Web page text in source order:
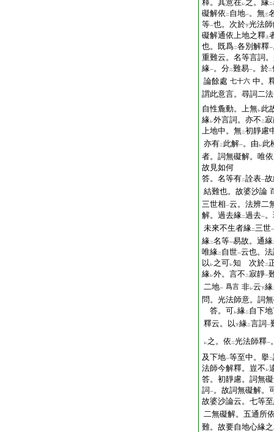
釋。其意在レ之。緣二
礙解依 二 自地一。無三
等一也。次於下光法
礙解通依上地之釋 上
也。既爲二各別解釋一
重難云。名等言詞
緣一。分二難易一。於二
論餘處 七十六 中。
謂此意言。尋詞二
自性麁動。上無レ此
緣レ外言詞。亦不 二
上地中。無二初靜慮
亦有二 此解一。由 レ此
者。詞無礙解。唯依
故見如何
答。名等有二詮表一
結難也。故婆沙論
三世相一云。法辨二
解。過去緣二過去一
未來不生者緣二三世一
緣二名等一易故。通緣
唯緣二 自世一云也。
以 レ之可レ知 次於二
緣レ外。言不 二寂靜一
二地一 爲言 非レ云下緣
問。光法師意。詞
答。可レ緣二 自下
釋云。以下緣二言詞 一
レ之。依 二光法師釋一
及下地一等至中。擧二
法師今解釋。豈不 レ
答。初靜慮。詞無
詞 一。故詞無礙解。
故婆沙論云。七等
二無礙解。五通所
難。故要自地心緣